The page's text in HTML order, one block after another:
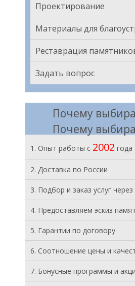
Проектирование
Материалы для
Реставрация
Задать вопрос
Почему
Почему
1. Опыт работы с 2002 года
2. Доставка по России
3. Подбор и заказ услуг
4. Предоставляем эскиз
5. Гарантии по договору
6. Соотношение цены и
7. Бонусные программы и